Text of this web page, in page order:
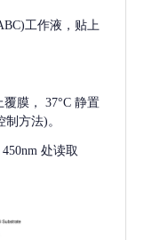
工作液，贴上
膜， 37°C 静置
方法)。
处读取